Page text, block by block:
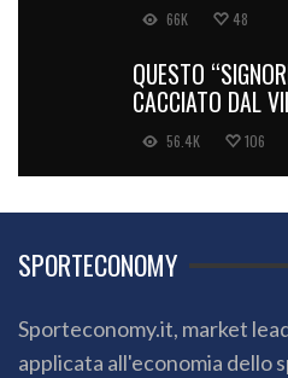
66K 48
QUESTO
CACCIATO DAL
56.4K 106
SPORTECONOMY
Sporteconomy.it, market
applicata all'economia dello